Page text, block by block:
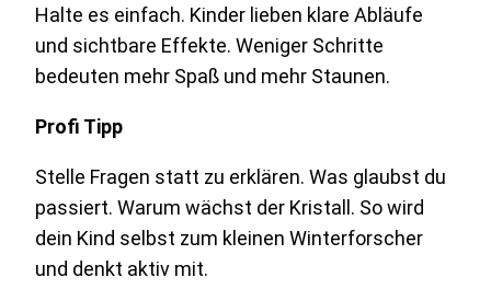
Halte es einfach. Kinder lieben klare Abläufe
und sichtbare Effekte. Weniger Schritte
bedeuten mehr Spaß und mehr Staunen.
Profi Tipp
Stelle Fragen statt zu erklären. Was glaubst du
passiert. Warum wächst der Kristall. So wird
dein Kind selbst zum kleinen Winterforscher
und denkt aktiv mit.